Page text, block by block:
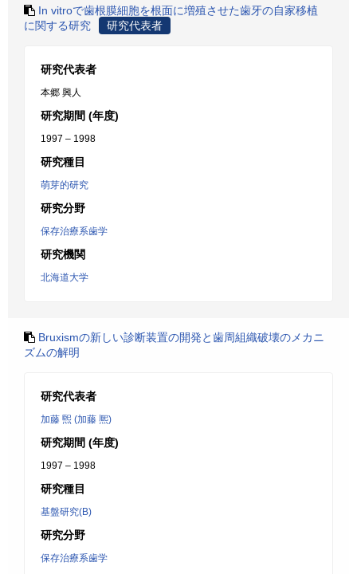
In vitroで歯根膜細胞を根面に増殖させた歯牙の自家移植
に関する研究
研究代表者
研究代表者
本郷 興人
研究期間 (年度)
1997 – 1998
研究種目
萌芽的研究
研究分野
保存治療系歯学
研究機関
北海道大学
Bruxismの新しい診断装置の開発と歯周組織破壊のメカニ
ズムの解明
研究代表者
加藤 煕 (加藤 熈)
研究期間 (年度)
1997 – 1998
研究種目
基盤研究(B)
研究分野
保存治療系歯学